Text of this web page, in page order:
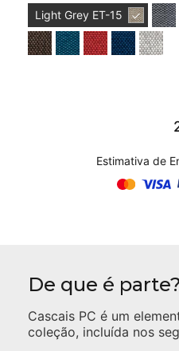
Light Grey ET-15
Estimativa de
De que é parte?
Cascais PC é um
coleção, incluída nos